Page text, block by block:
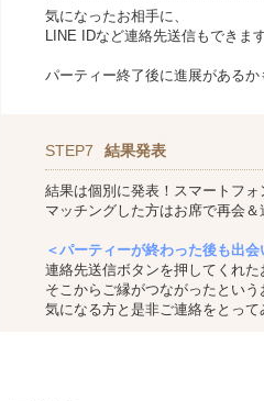
気になったお相手に、
LINE IDなど連絡先送信もできま
パーティー終了後に進展があるか
STEP7 結果発表
結果は個別に発表！スマートフ
マッチングした方はお席で再会
＜パーティーが終わった後も出会
連絡先送信ボタンを押してくれ
そこからご縁がつながったとい
気になる方と是非ご連絡をとって